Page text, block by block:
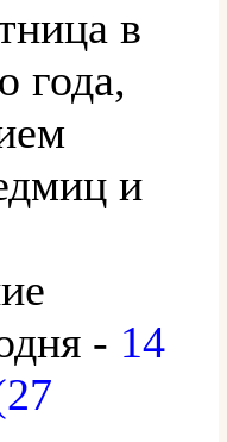
в
года,
и
- 14